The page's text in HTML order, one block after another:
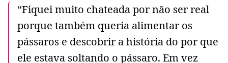
“Fiquei muito chateada por não ser real
porque também queria alimentar os
pássaros e descobrir a história do por que
ele estava soltando o pássaro. Em vez